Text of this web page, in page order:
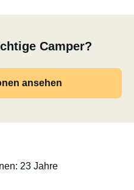
Camper?
ansehen
23 Jahre